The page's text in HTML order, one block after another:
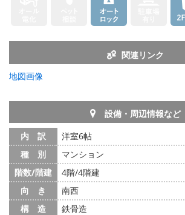
関連リンク
地図画像
設備・周辺情報など
内 訳
洋室6帖
種 別
マンション
階数/階建
4階/4階建
向 き
南西
構 造
鉄骨造